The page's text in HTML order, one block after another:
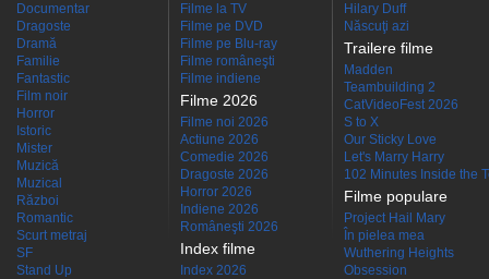
Documentar
Dragoste
Dramă
Familie
Fantastic
Film noir
Horror
Istoric
Mister
Muzică
Muzical
Război
Romantic
Scurt metraj
SF
Stand Up
Filme la TV
Filme pe DVD
Filme pe Blu-ray
Filme româneşti
Filme indiene
Filme 2026
Filme noi 2026
Actiune 2026
Comedie 2026
Dragoste 2026
Horror 2026
Indiene 2026
Româneşti 2026
Index filme
Index 2026
Hilary Duff
Născuţi azi
Trailere filme
Madden
Teambuilding 2
CatVideoFest 2026
S to X
Our Sticky Love
Let's Marry Harry
102 Minutes Inside the
Filme populare
Project Hail Mary
În pielea mea
Wuthering Heights
Obsession